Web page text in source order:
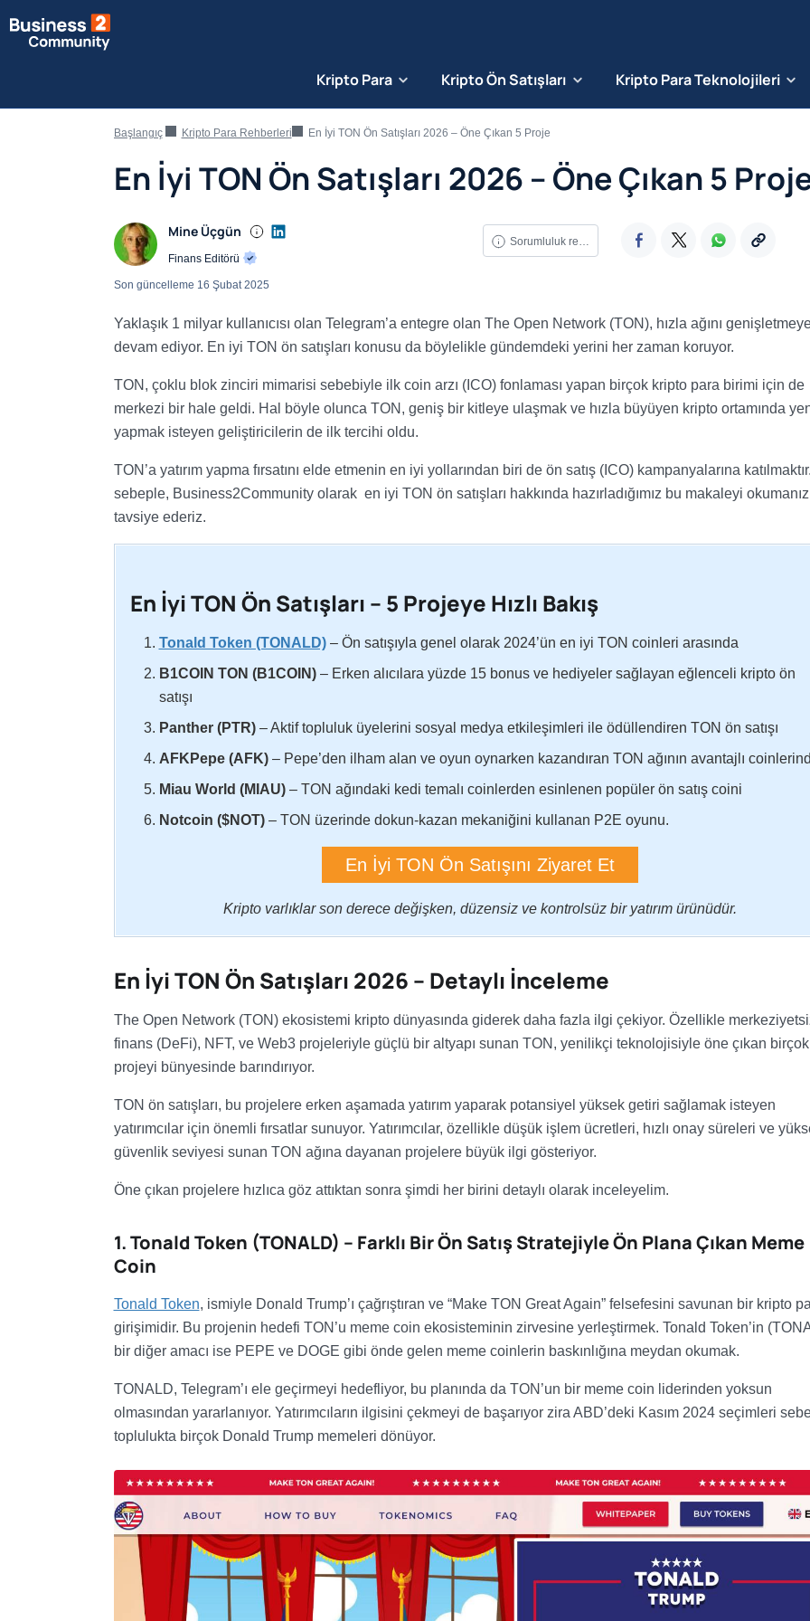
Kripto Para Kripto Ön Satışları Kripto Para Teknolojileri
Başlangıç Kripto Para Rehberleri En İyi TON Ön Satışları 2026 – Öne Çıkan 5 Proje
En İyi TON Ön Satışları 2026 – Öne Çıkan 5
Mine Üçgün
Finans Editörü
Son güncelleme 16 Şubat 2025
Yaklaşık 1 milyar kullanıcısı olan Telegram’a entegre olan The Open Network (TON), hızla ağını
devam ediyor. En iyi TON ön satışları konusu da böylelikle gündemdeki yerini her zaman koruyor.
TON, çoklu blok zinciri mimarisi sebebiyle ilk coin arzı (ICO) fonlaması yapan birçok kripto para birimi için de
merkezi bir hale geldi. Hal böyle olunca TON, geniş bir kitleye ulaşmak ve hızla büyüyen kripto ortamında
yapmak isteyen geliştiricilerin de ilk tercihi oldu.
TON’a yatırım yapma fırsatını elde etmenin en iyi yollarından biri de ön satış (ICO) kampanyalarına
sebeple, Business2Community olarak en iyi TON ön satışları hakkında hazırladığımız bu makaleyi
tavsiye ederiz.
En İyi TON Ön Satışları – 5 Projeye Hızlı Bakış
Tonald Token (TONALD)– Ön satışıyla genel olarak 2024’ün en iyi TON coinleri arasında
B1COIN TON (B1COIN)– Erken alıcılara yüzde 15 bonus ve hediyeler sağlayan eğlenceli kripto ön
satışı
Panther (PTR)– Aktif topluluk üyelerini sosyal medya etkileşimleri ile ödüllendiren TON ön satışı
AFKPepe (AFK)– Pepe’den ilham alan ve oyun oynarken kazandıran TON ağının avantajlı
Miau World (MIAU)– TON ağındaki kedi temalı coinlerden esinlenen popüler ön satış coini
Notcoin ($NOT) – TON üzerinde dokun-kazan mekaniğini kullanan P2E oyunu.
En İyi TON Ön Satışını Ziyaret Et
Kripto varlıklar son derece değişken, düzensiz ve kontrolsüz bir yatırım ürünüdür.
En İyi TON Ön Satışları 2026 – Detaylı İnceleme
The Open Network (TON) ekosistemi kripto dünyasında giderek daha fazla ilgi çekiyor. Özellikle
finans (DeFi), NFT, ve Web3 projeleriyle güçlü bir altyapı sunan TON, yenilikçi teknolojisiyle öne çıkan birçok
projeyi bünyesinde barındırıyor.
TON ön satışları, bu projelere erken aşamada yatırım yaparak potansiyel yüksek getiri sağlamak isteyen
yatırımcılar için önemli fırsatlar sunuyor. Yatırımcılar, özellikle düşük işlem ücretleri, hızlı onay süreleri ve
güvenlik seviyesi sunan TON ağına dayanan projelere büyük ilgi gösteriyor.
Öne çıkan projelere hızlıca göz attıktan sonra şimdi her birini detaylı olarak inceleyelim.
1. Tonald Token (TONALD) – Farklı Bir Ön Satış Stratejiyle Ön Plana Çıkan Meme
Coin
Tonald Token, ismiyle Donald Trump’ı çağrıştıran ve “Make TON Great Again” felsefesini savunan bir kripto
girişimidir. Bu projenin hedefi TON’u meme coin ekosisteminin zirvesine yerleştirmek. Tonald Token’in
bir diğer amacı ise PEPE ve DOGE gibi önde gelen meme coinlerin baskınlığına meydan okumak.
TONALD, Telegram’ı ele geçirmeyi hedefliyor, bu planında da TON’un bir meme coin liderinden yoksun
olmasından yararlanıyor. Yatırımcıların ilgisini çekmeyi de başarıyor zira ABD’deki Kasım 2024 seçimleri
toplulukta birçok Donald Trump memeleri dönüyor.